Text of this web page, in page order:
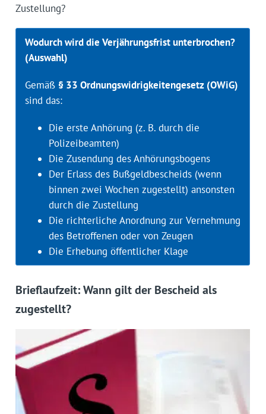
Zustellung?
Wodurch wird die Verjährungsfrist unterbrochen?
(Auswahl)
Gemäß § 33 Ordnungswidrigkeitengesetz (OWiG)
sind das:
Die erste Anhörung (z. B. durch die
Polizeibeamten)
Die Zusendung des Anhörungsbogens
Der Erlass des Bußgeldbescheids (wenn
binnen zwei Wochen zugestellt) ansonsten
durch die Zustellung
Die richterliche Anordnung zur Vernehmung
des Betroffenen oder von Zeugen
Die Erhebung öffentlicher Klage
Brieflaufzeit: Wann gilt der Bescheid als
zugestellt?